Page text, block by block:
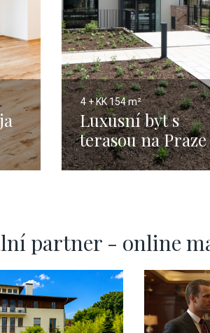
4 + KK154 m²
Luxusní byt s
terasou na Praze
partner - online